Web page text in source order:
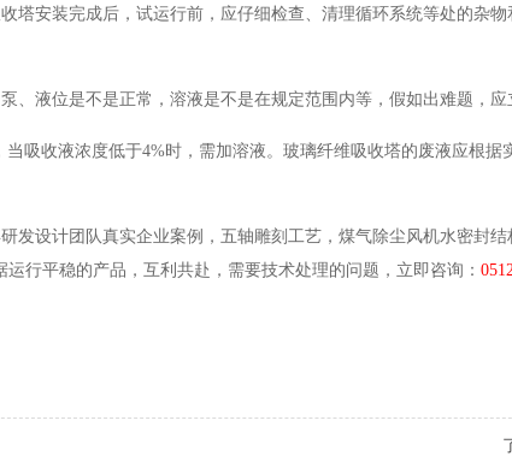
塔安装完成后，试运行前，应仔细检查、清理循环系统等处的杂
液位是不是正常，溶液是不是在规定范围内等，假如出难题，应
吸收液浓度低于4%时，需加溶液。玻璃纤维吸收塔的废液应根据
发设计团队真实企业案例，五轴雕刻工艺，煤气除尘风机水密封结
行平稳的产品，互利共赴，需要技术处理的问题，立即咨询：